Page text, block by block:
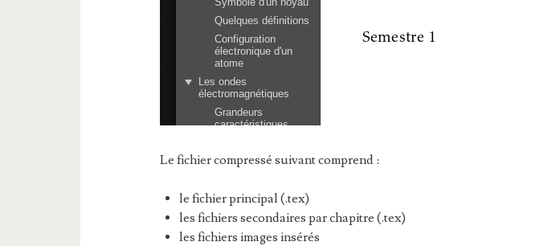
Le fichier compressé suivant comprend :
le fichier principal (.tex)
les fichiers secondaires par chapitre (.tex)
les fichiers images insérés